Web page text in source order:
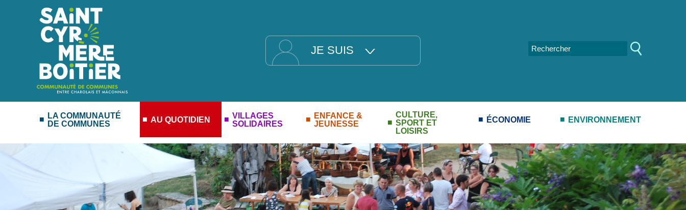
JE SUIS
LA COMMUNAUTÉ
DE COMMUNES
AU QUOTIDIEN
VILLAGES
SOLIDAIRES
ENFANCE &
JEUNESSE
CULTURE,
SPORT ET
LOISIRS
ÉCONOMIE ENVIRONNEMENT